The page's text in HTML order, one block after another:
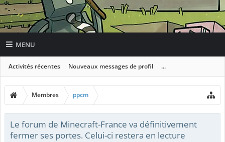
MENU
Activités récentes Nouveaux messages de profil ...
Membres ppcm
Le forum de Minecraft-France va définitivement
fermer ses portes. Celui-ci restera en lecture